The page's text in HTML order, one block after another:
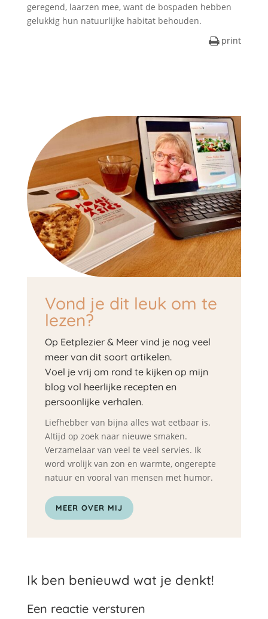
geregend, laarzen mee, want de bospaden hebben
gelukkig hun natuurlijke habitat behouden.
print
Vond je dit leuk om te
lezen?
Op Eetplezier & Meer vind je nog veel
meer van dit soort artikelen.
Voel je vrij om rond te kijken op mijn
blog vol heerlijke recepten en
persoonlijke verhalen.
Liefhebber van bijna alles wat eetbaar is.
Altijd op zoek naar nieuwe smaken.
Verzamelaar van veel te veel servies. Ik
word vrolijk van zon en warmte, ongerepte
natuur en vooral van mensen met humor.
MEER OVER MIJ
Ik ben benieuwd wat je denkt!
Een reactie versturen